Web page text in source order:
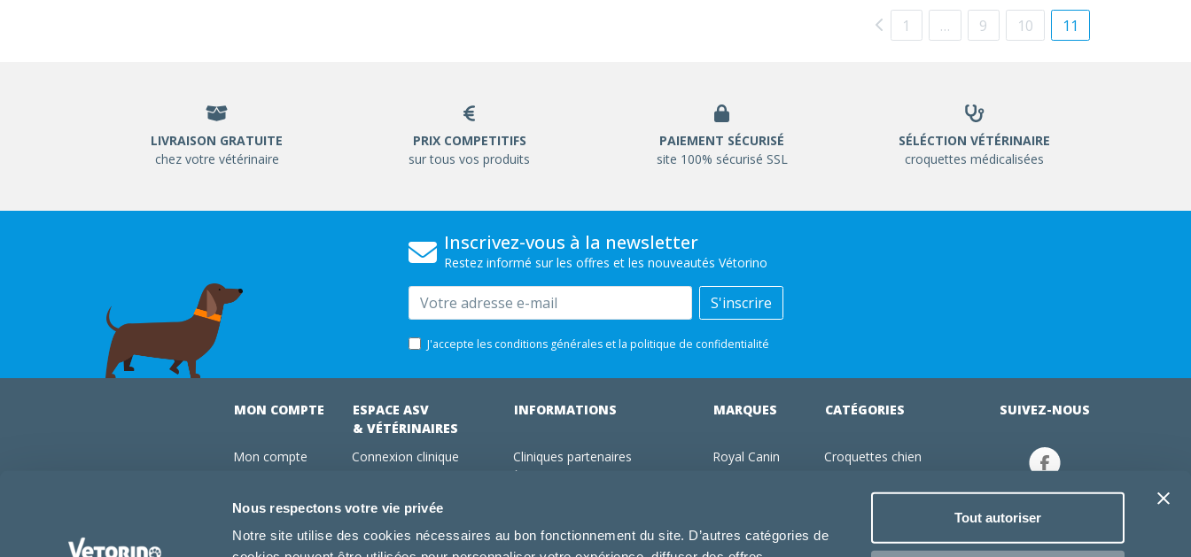
Nous respectons votre vie privée
Notre site utilise des cookies nécessaires au bon fonctionnement du site. D’autres catégories de
Tout autoriser
1 … 9 10 11
LIVRAISON GRATUITE
chez votre vétérinaire
PRIX COMPETITIFS
sur tous vos produits
PAIEMENT SÉCURISÉ
site 100% sécurisé SSL
SÉLÉCTION VÉTÉRINAIRE
croquettes médicalisées
Inscrivez-vous à la newsletter
Restez informé sur les offres et les nouveautés Vétorino
Email S'inscrire
J'accepte les conditions générales et la politique de confidentialité
MON COMPTE
Mon compte
Mes abonnements
Conseils vétos
ESPACE ASV
& VÉTÉRINAIRES
Connexion clinique
Abonnements
Devenir adhérent Vétorino
INFORMATIONS
Cliniques partenaires
Utilisation des cookies
MARQUES
Royal Canin
Specific
CATÉGORIES
Croquettes chien
Jouets chien
Produits vétérinaire chien
SUIVEZ-NOUS